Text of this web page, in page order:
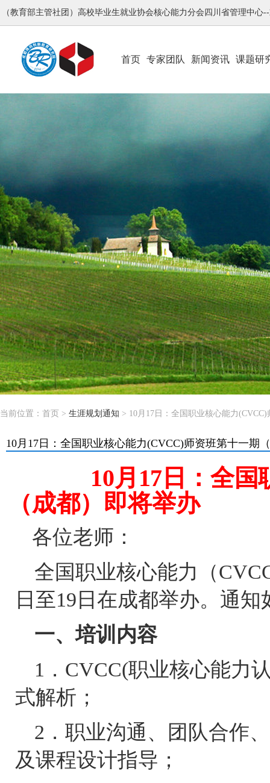
（教育部主管社团）高校毕业生就业协会核心能力分会四川省管理中心
首页 专家团队 新闻资讯 课题研
当前位置： 首页 > 生涯规划通知 > 10月17日：全国职业核心能力
10月17日：全国职业核心能力(CVCC)师资班第十一期
10月 17 日：全国
（成都） 即将举办
各位老师：
全国职业核心能力
（
日至19 日在成都举办。通知
一、培训内容
1．CVCC(职业核心能力
式解析；
2．职业沟通、团队合作
及课程设计指导；